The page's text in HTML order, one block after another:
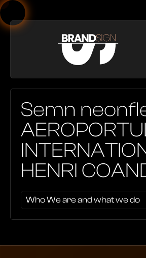
Semn
HENRI
Who We are and what we do